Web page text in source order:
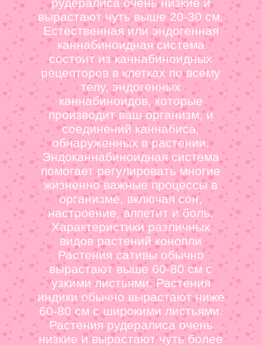
рудералиса очень низкие и
вырастают чуть выше 20-30 см.
Естественная или эндогенная
каннабиноидная система
состоит из каннабиноидных
рецепторов в клетках по всему
телу, эндогенных
каннабиноидов, которые
производит ваш организм, и
соединений каннабиса,
обнаруженных в растении.
Эндоканнабиноидная система
помогает регулировать многие
жизненно важные процессы в
организме, включая сон,
настроение, аппетит и боль.
Характеристики различных
видов растений конопли
Растения сативы обычно
вырастают выше 60-80 см с
узкими листьями. Растения
индики обычно вырастают ниже
60-80 см с широкими листьями.
Растения рудералиса очень
низкие и вырастают чуть более